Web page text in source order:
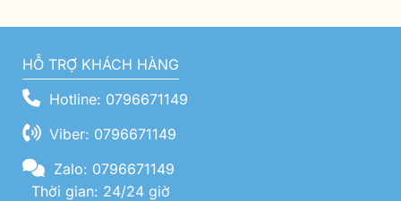
HỖ TRỢ KHÁCH HÀNG
Hotline: 0796671149
Viber: 0796671149
Zalo: 0796671149
Thời gian: 24/24 giờ